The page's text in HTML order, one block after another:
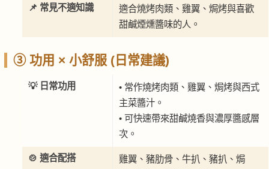
📌 常見不適知識
適合燒烤肉類、雞翼、焗烤與喜歡
甜鹹煙燻醬味的人。
③ 功用 × 小舒服 (日常建議)
💡 日常功用
• 常作燒烤肉類、雞翼、焗烤與西式
主菜醬汁。
• 可快速帶來甜鹹燒香與濃厚醬感層
次。
🍲 適合配搭
雞翼、豬肋骨、牛扒、豬扒、焗